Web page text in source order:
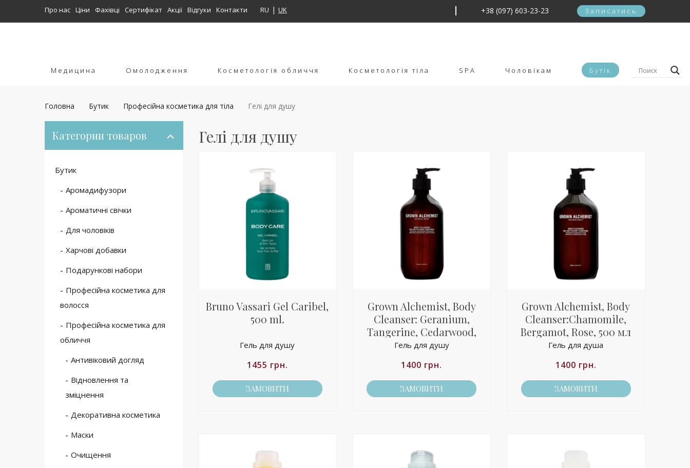
Про нас Ціни Фахівці Сертифікат Акції Відгуки Контакти RU UK +38 (097) 603-23-23 Записатись
Медицина Омолодження Косметологія обличчя Косметологія тіла SPA Чоловікам Бутік
Головна Бутик Професійна косметика для тіла Гелі для душу
Категории товаров
Бутик
Аромадифузори
Ароматичні свічки
Для чоловіків
Харчові добавки
Подарункові набори
Професійна косметика для
волосся
Професійна косметика для
обличчя
Антивіковий догляд
Відновлення та
зміцнення
Декоративна косметика
Маски
Очищення
Гелі для душу
Bruno Vassari Gel Caribel,
500 ml.
Гель для душу
1455 грн.
ЗАМОВИТИ
Grown Alchemist, Body
Cleanser: Geranium,
Tangerine, Cedarwood,
500 мл.
Гель для душу
1400 грн.
ЗАМОВИТИ
Grown Alchemist, Body
Cleanser:Chamomile,
Bergamot, Rose, 500 мл
Гель для душа
1400 грн.
ЗАМОВИТИ